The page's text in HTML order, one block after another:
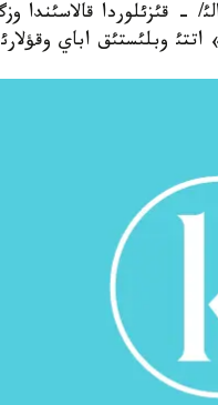
سةردالئ/ - قئزئلوردا
وبلئستئق اباي وقؤلارئ